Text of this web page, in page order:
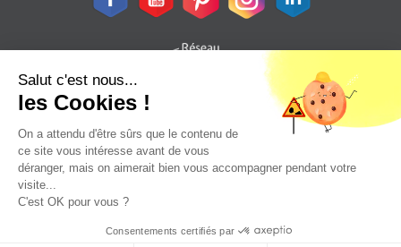
Plan Du Site
Contact
Salut c'est nous...
les Cookies !
On a attendu d'être sûrs que le contenu de
ce site vous intéresse avant de vous
déranger, mais on aimerait bien vous accompagner pendant votre
visite...
C'est OK pour vous ?
Consentements certifiés par